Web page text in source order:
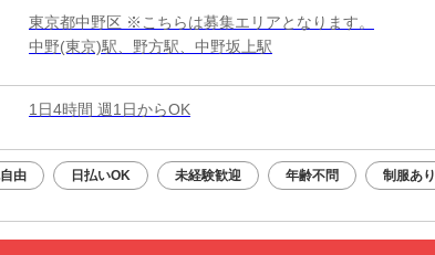
東京都中野区 ※こちらは募集エリアとなります。
中野(東京)駅、野方駅、中野坂上駅
1日4時間 週1日からOK
由 日払いOK 未経験歓迎 年齢不問 制服あり